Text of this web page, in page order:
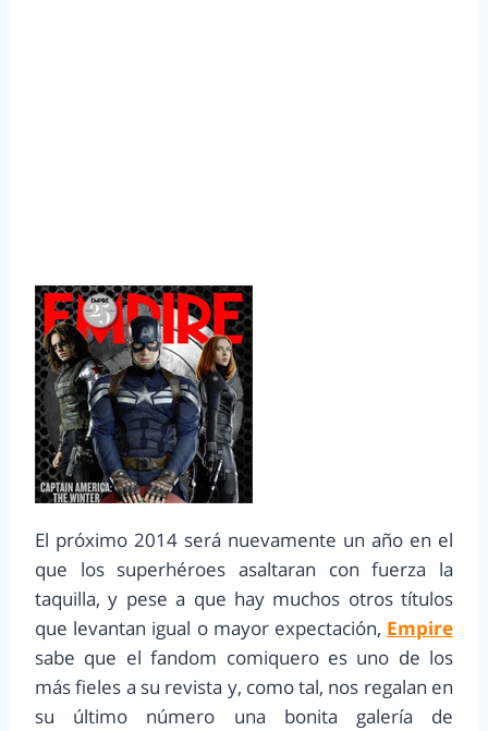
El próximo 2014 será nuevamente un año en el
que los superhéroes asaltaran con fuerza la
taquilla, y pese a que hay muchos otros títulos
que levantan igual o mayor expectación, Empire
sabe que el fandom comiquero es uno de los
más fieles a su revista y, como tal, nos regalan en
su último número una bonita galería de